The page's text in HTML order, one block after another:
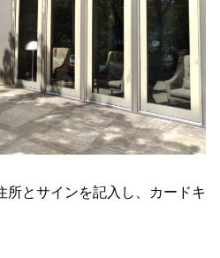
所とサインを記入し、カードキ